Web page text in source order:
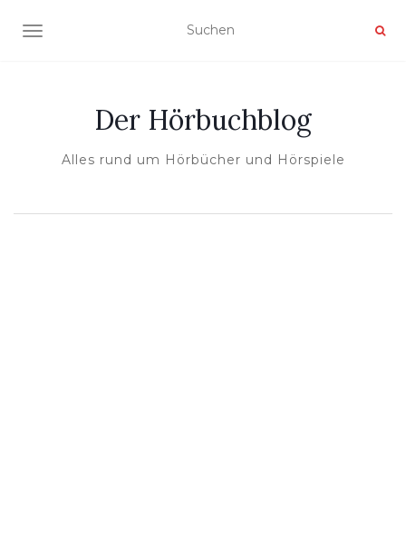
NAVIGATION UMSCHALTEN
Der Hörbuchblog
Alles rund um Hörbücher und Hörspiele